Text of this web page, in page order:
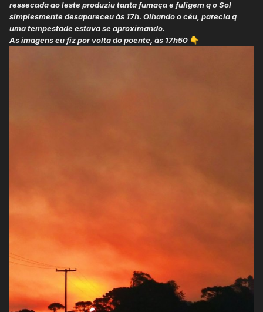
ressecada ao leste produziu tanta fumaça e fuligem q o Sol
simplesmente desapareceu às 17h. Olhando o céu, parecia q
uma tempestade estava se aproximando.
As imagens eu fiz por volta do poente, às 17h50 👇